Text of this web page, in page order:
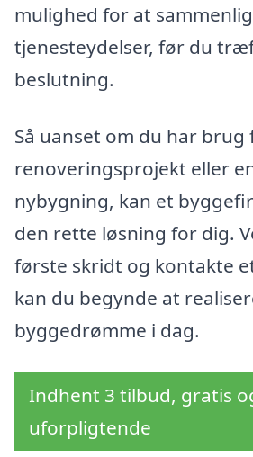
mulighed for at
tjenesteydelser, før du
beslutning.
Så uanset om du har brug
renoveringsprojekt eller
nybygning, kan et
den rette løsning for dig.
første skridt og kontakte
kan du begynde at
byggedrømme i dag.
Indhent 3 tilbud, gratis
uforpligtende